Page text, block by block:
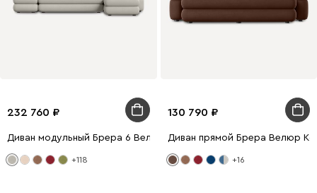
232 760
Диван модульный Брера 6 Велюр Светло-серый
+118
130 790
Диван прямой Брера Велюр
+16